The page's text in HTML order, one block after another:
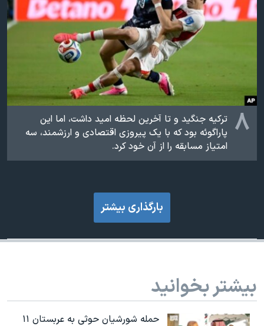
۸ ترکیه جنگید و تا آخرین لحظه امید داشت، اما این
پاراگوئه بود که با یک پیروزی اقتصادی و ارزشمند، سه
امتیاز مسابقه را از آن خود کرد.
بارگذاری بیشتر
بیشتر بخوانید
حمله شورشیان حوثی به عربستان ۱۱